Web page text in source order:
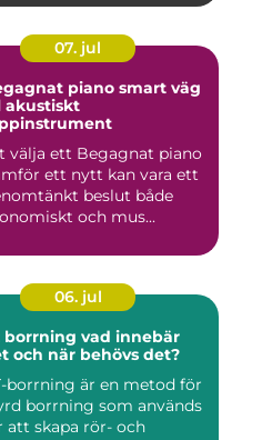
07. jul
piano smart väg
akustiskt
välja ett Begagnat piano
ett nytt kan vara ett
beslut både
och mus...
06. jul
vad innebär
och när behövs det?
borrning är en metod för
borrning som används
att skapa rör- och